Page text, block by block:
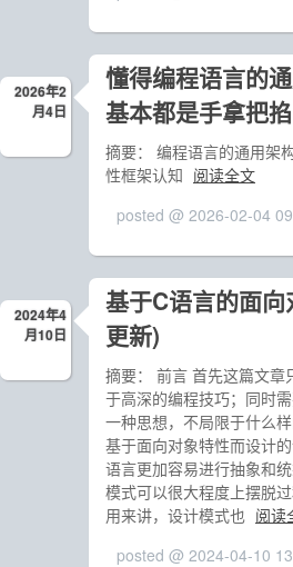
2026年2
月4日
懂得编程语言的
基本都是手拿把掐
摘要： 编程语言的通用架
性框架认知 阅读全文
posted @ 2026-02-04
2024年4
月10日
基于C语言的面
更新)
摘要： 前言 首先这篇文章
于高深的编程技巧；同时
一种思想，不局限于什么
基于面向对象特性而设计
语言更加容易进行抽象和
模式可以很大程度上摆脱
用来讲，设计模式也 阅读
posted @ 2024-04-10